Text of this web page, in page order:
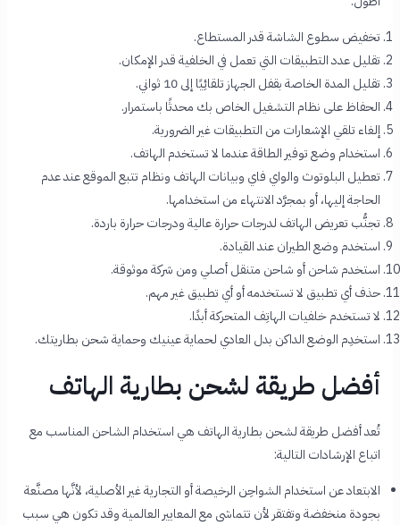
تخفيض سطوع الشاشة قدر المستطاع.
تقليل عدد التطبيقات التي تعمل في الخلفية قدر الإمكان.
تقليل المدة الخاصة بقفل الجهاز تلقائِيًا إلى 10 ثواني.
الحفاظ على نظام التشغيل الخاص بك محدثًا باستمرار.
إلغاء تلقي الإشعارات من التطبيقات غير الضرورية.
استخدام وضع توفير الطاقة عندما لا تستخدم الهاتف.
تعطيل البلوتوث والواي فاي وبيانات الهاتف ونظام تتبع الموقع عند عدم
الحاجة إليها، أو بمجرَّد الانتهاء من استخدامها.
تجنُّب تعريض الهاتف لدرجات حرارة عالية ودرجات حرارة باردة.
استخدم وضع الطيران عند القيادة.
استخدم شاحن أو شاحن متنقل أصلي ومن شركة موثوقة.
حذف أي تطبيق لا تستخدمه أو أي تطبيق غير مهم.
لا تستخدم خلفيات الهاتِف المتحركة أبدًا.
استخدِم الوضع الداكن بدل العادي لحماية عينيك وحماية شحن بطاريتك.
أفضل طريقة لشحن بطارية الهاتف
تُعدأفضل طريقة لشحن بطارية الهاتف هي استخدام الشاحن المناسب مع
اتباع الإرشادات التالية:
الابتعاد عن استخدام الشواحِن الرخيصة أو التجارية غير الأصلية، لأنَّها مصنَّعة
بجودة منخفضة وتفتقر لأن تتماشى مع المعايير العالمية وقد تكون هي سبب